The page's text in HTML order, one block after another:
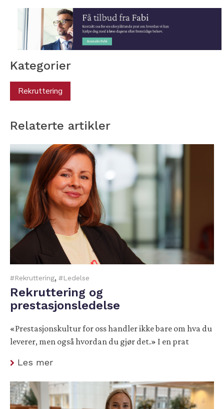
Kategorier
Rekruttering
Relaterte artikler
#Rekruttering, #Ledelse
Rekruttering og
prestasjonsledelse
«Prestasjonskultur for oss handler ikke bare om hva du
leverer, men også hvordan du gjør det.» I en prat
Les mer